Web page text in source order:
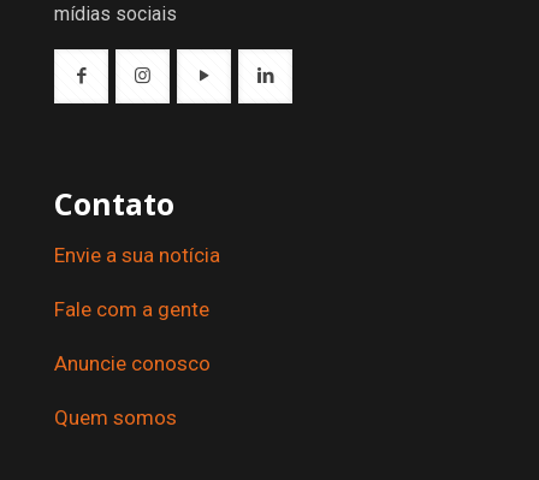
mídias sociais
Contato
Envie a sua notícia
Fale com a gente
Anuncie conosco
Quem somos